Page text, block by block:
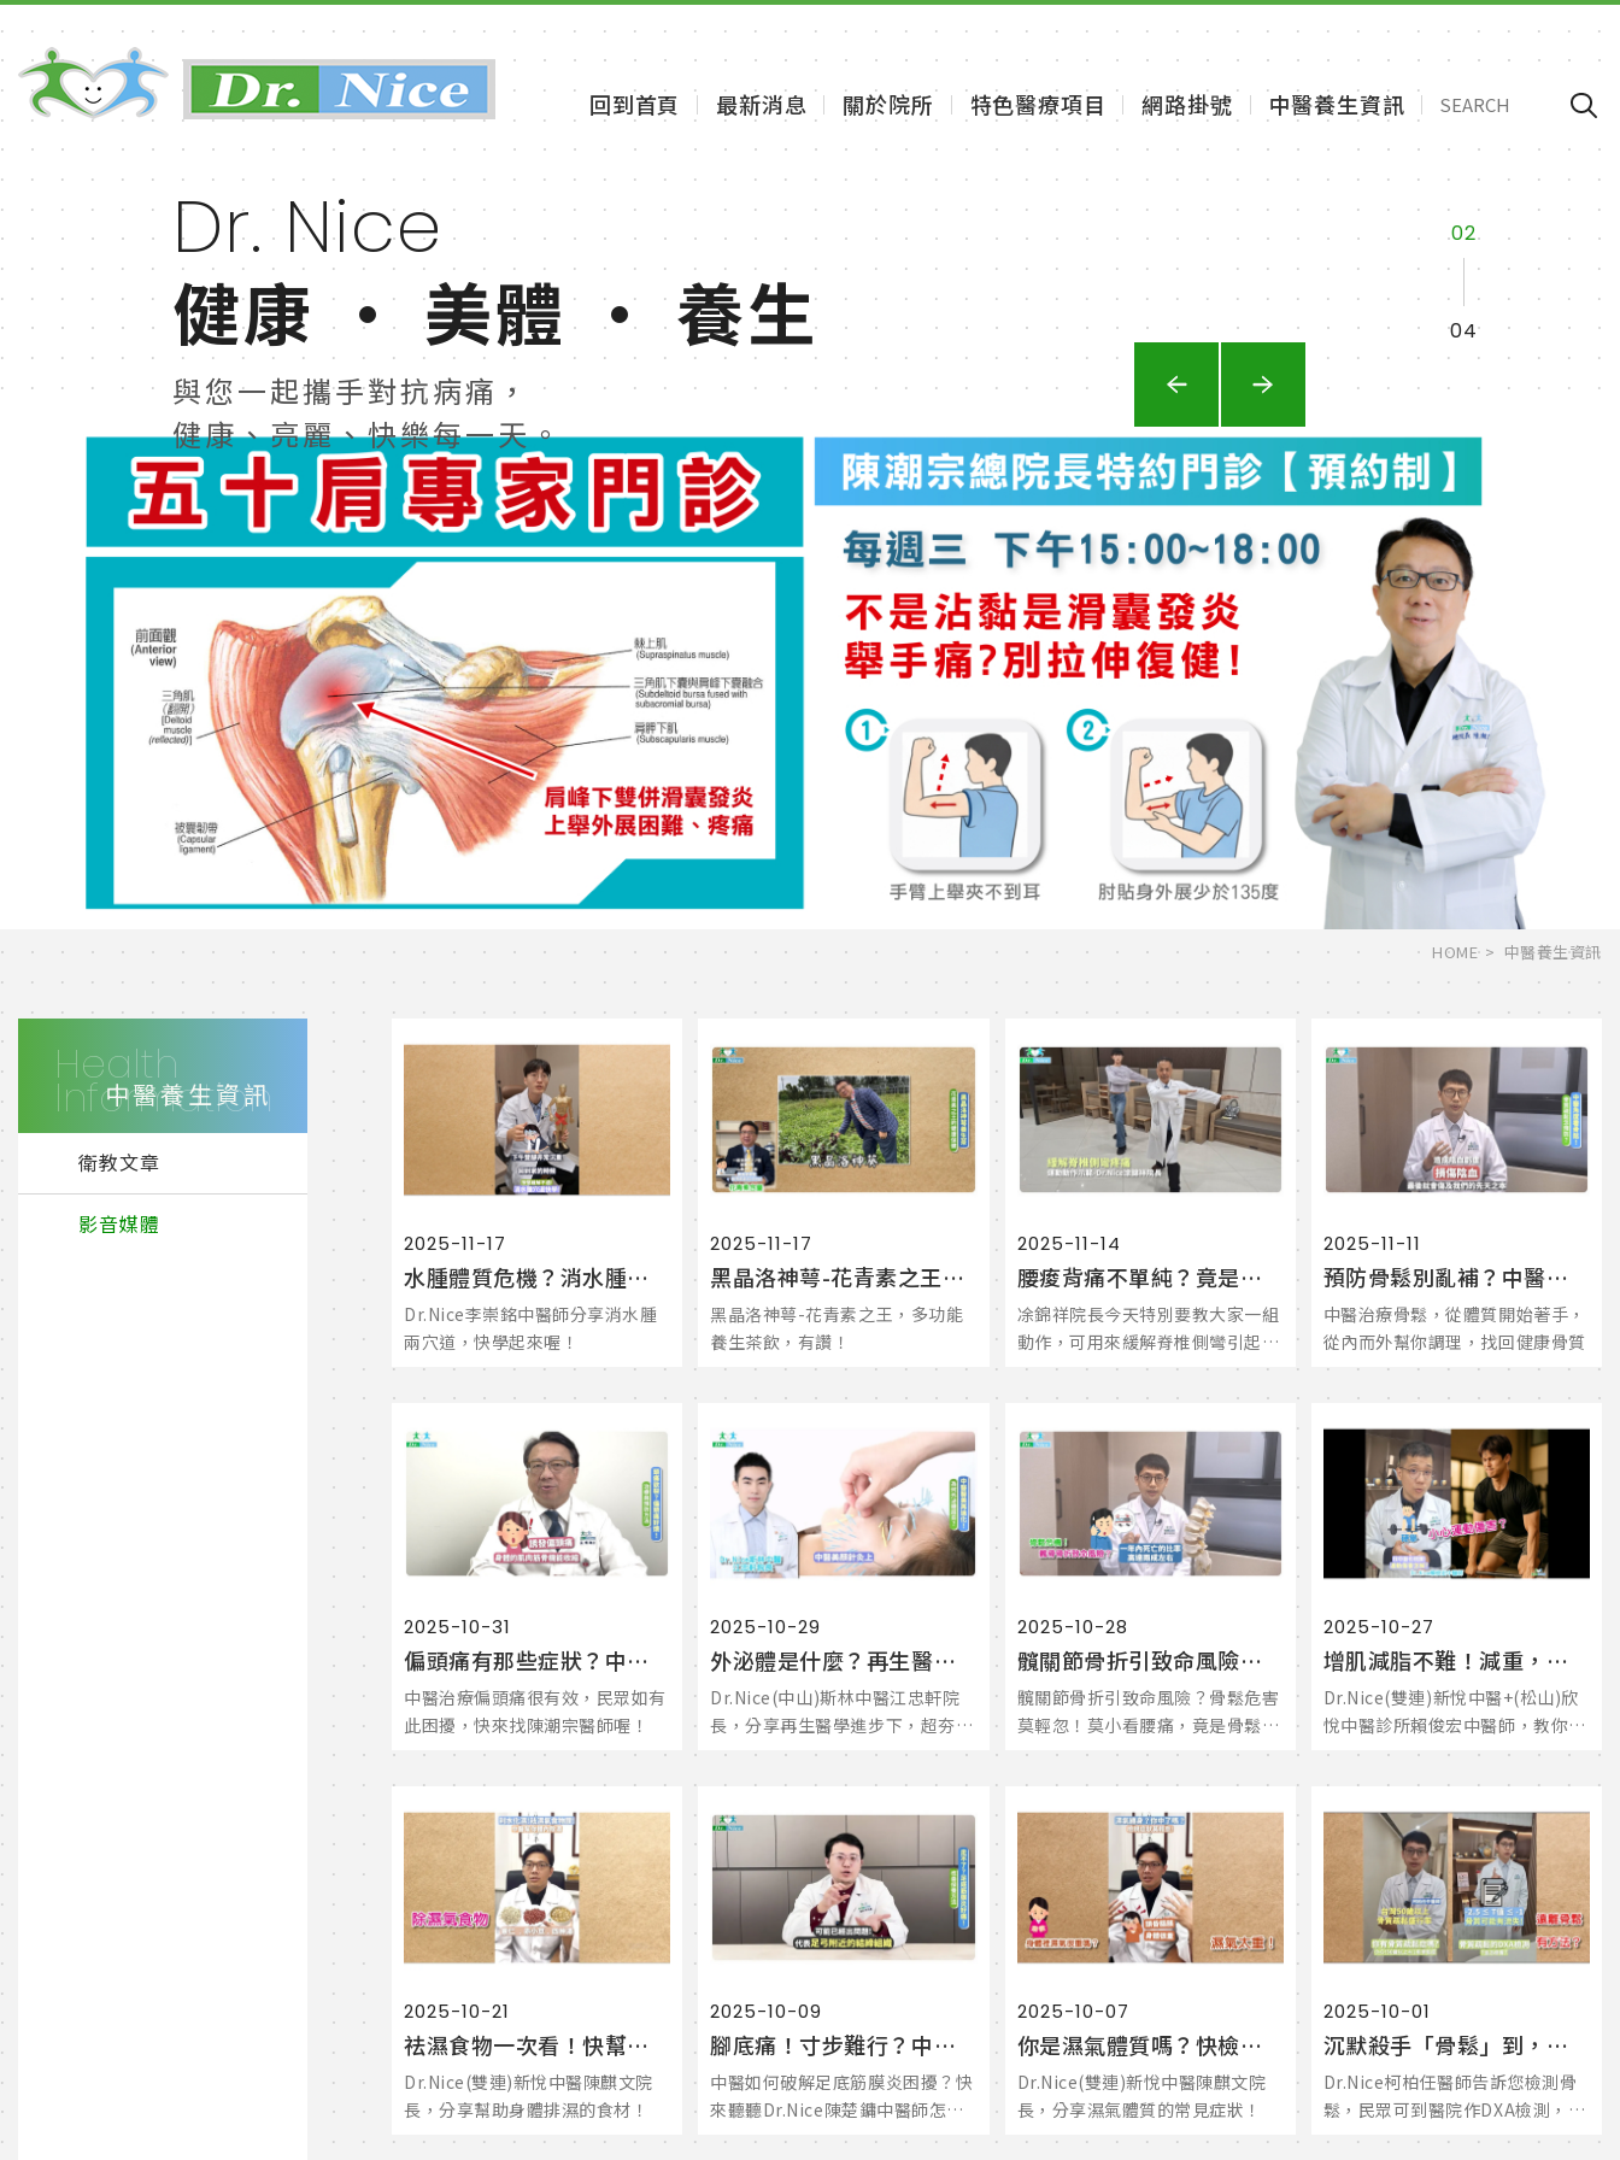
回到首頁 最新消息 關於院所 特色醫療項目 網路掛號 中醫養生資訊
Dr. Nice
健康 · 美體 · 養生
與您一起攜手對抗病痛，
健康、亮麗、快樂每一天。
3
4
Dr. Nice
健康 · 美體 · 養生
與您一起攜手對抗病痛，
健康、亮麗、快樂每一天。
3
4
Dr. Nice
健康 · 美體 · 養生
與您一起攜手對抗病痛，
健康、亮麗、快樂每一天。
3
4
Dr. Nice
健康 · 美體 · 養生
與您一起攜手對抗病痛，
健康、亮麗、快樂每一天。
3
4
HOME 中醫養生資訊
Health
Information
中醫養生資訊
衛教文章
影音媒體
2025-11-17
水腫體質危機？消水腫兩穴道快學！有症狀不要拖，中醫幫除濕消水腫！
Dr.Nice李崇銘中醫師分享消水腫
兩穴道，快學起來喔！
2025-11-17
黑晶洛神萼-花青素之王，多功能養生茶飲，有讚！
黑晶洛神萼-花青素之王，多功能
養生茶飲，有讚！
2025-11-14
腰痠背痛不單純？竟是脊椎側彎引起？中醫師教緩解疼痛功法！
凃錦祥院長今天特別要教大家一組
動作，可用來緩解脊椎側彎引起的
疼痛，快學起來喔！
2025-11-11
預防骨鬆別亂補？中醫治療調理，幫你守護好骨質！
中醫治療骨鬆，從體質開始著手，
從內而外幫你調理，找回健康骨質
2025-10-31
偏頭痛有那些症狀？中醫如何治療預防？
中醫治療偏頭痛很有效，民眾如有
此困擾，快來找陳潮宗醫師喔！
2025-10-29
外泌體是什麼？再生醫學進步，中醫保養正夯！
Dr.Nice(中山)斯林中醫江忠軒院
長，分享再生醫學進步下，超夯的
外泌體保養新攻略
2025-10-28
髖關節骨折引致命風險？骨鬆危害莫輕忽！莫小看腰痛，竟是骨鬆引起？
髖關節骨折引致命風險？骨鬆危害
莫輕忽！莫小看腰痛，竟是骨鬆引
起？
2025-10-27
增肌減脂不難！減重，你用對方法了嗎？中醫師親身經歷分享！
Dr.Nice(雙連)新悅中醫+(松山)欣
悅中醫診所賴俊宏中醫師，教你用
對方法才能增肌減脂，健康減重！
2025-10-21
祛濕食物一次看！快幫身體除濕一下！中醫師教你避開食物地雷！
Dr.Nice(雙連)新悅中醫陳麒文院
長，分享幫助身體排濕的食材！
2025-10-09
腳底痛！寸步難行？中醫幫你舒緩足底筋膜炎！
中醫如何破解足底筋膜炎困擾？快
來聽聽Dr.Nice陳楚鏞中醫師怎麼
說！
2025-10-07
你是濕氣體質嗎？快檢視一下症狀！
Dr.Nice(雙連)新悅中醫陳麒文院
長，分享濕氣體質的常見症狀！
2025-10-01
沉默殺手「骨鬆」到，小心骨折的致命危機！
Dr.Nice柯柏任醫師告訴您檢測骨
鬆，民眾可到醫院作DXA檢測，看
T值，來判定骨鬆是否發生。